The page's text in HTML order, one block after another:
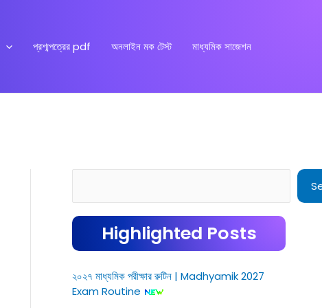
প্রশ্মপত্রের pdf অনলাইন মক টেস্ট মাধ্যমিক সাজেশন
Highlighted Posts
২০২৭ মাধ্যমিক পরীক্ষার রুটিন | Madhyamik 2027
Exam Routine